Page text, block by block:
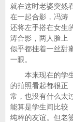
就在这时老婆突然
在一起合影，冯涛
还将左手搭在女生
涛合影，两人脸上
似乎都挂着一丝甜
一眼。
本来现在的学生
的拍照看起都很正
常，也没有什么太
能算是学生间比较
纯粹的友谊。但老